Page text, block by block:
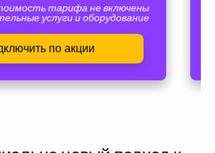
тарифа не включены
услуги и оборудование
по акции